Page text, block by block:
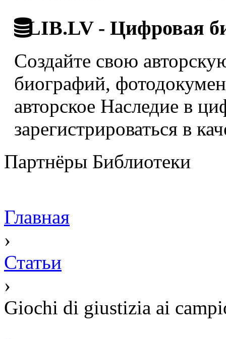
LIB.LV - Цифровая
Создайте свою
биографий,
авторское Наследие в
зарегистрироваться в
Партнёры Библиотеки
Главная
›
Статьи
›
Giochi di giustizia ai